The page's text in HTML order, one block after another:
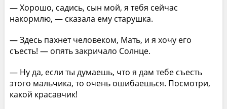
— Хорошо, садись, сын мой, я тебя сейчас
накормлю, — сказала ему старушка.
— Здесь пахнет человеком, Мать, и я хочу его
съесть! — опять закричало Солнце.
— Ну да, если ты думаешь, что я дам тебе съесть
этого мальчика, то очень ошибаешься. Посмотри,
какой красавчик!